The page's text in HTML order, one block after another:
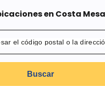
en Costa Mesa
Buscar